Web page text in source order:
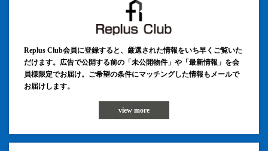
Replus Club会員に登録すると、厳選された情報をいち早くご覧いた
だけます。広告で公開する前の「未公開物件」や「最新情報」を会
員様限定でお届け。ご希望の条件にマッチングした情報もメールで
お届けします。
view more